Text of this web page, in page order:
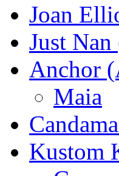
Joan
Just
Anchor
Maia
Kustom